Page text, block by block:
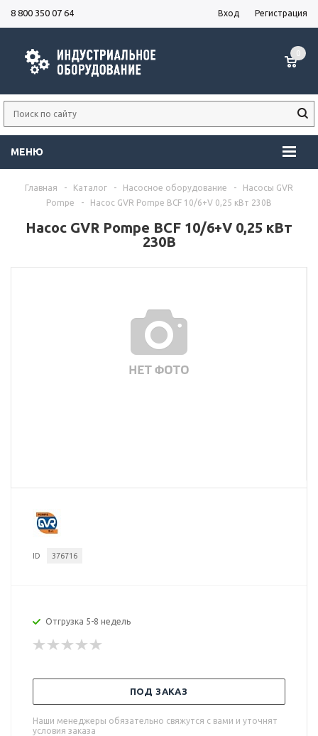
8 800 350 07 64 Вход Регистрация
МЕНЮ
0
Главная - Каталог - Насосное оборудование -
Насосы GVR
Pompe
- Насос GVR Pompe BCF 10/6+V 0,25 кВт 230В
Насос GVR Pompe BCF 10/6+V 0,25 кВт
230В
ID 376716
Отгрузка 5-8 недель
ПОД ЗАКАЗ
Наши менеджеры обязательно свяжутся с вами и уточнят
условия заказа